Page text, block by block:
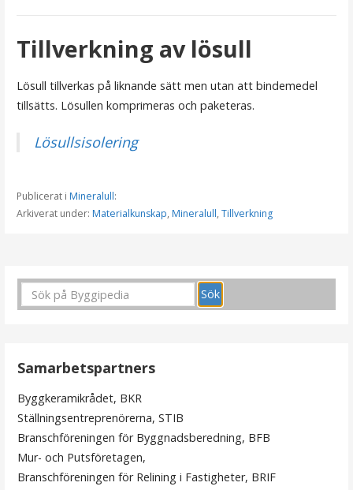
Tillverkning av lösull
Lösull tillverkas på liknande sätt men utan att bindemedel
tillsätts. Lösullen komprimeras och paketeras.
Lösullsisolering
Publicerat i Mineralull:
Arkiverat under: Materialkunskap, Mineralull, Tillverkning
g
n
Samarbetspartners
Byggkeramikrådet, BKR
Ställningsentreprenörerna, STIB
Branschföreningen för Byggnadsberedning, BFB
Mur- och Putsföretagen,
Branschföreningen för Relining i Fastigheter, BRIF